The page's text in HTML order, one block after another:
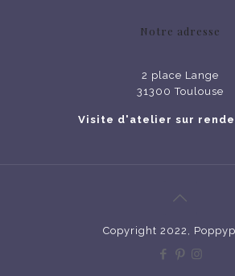
Notre adresse
2 place Lange
31300 Toulouse
Visite d'atelier sur
Copyright 2022,